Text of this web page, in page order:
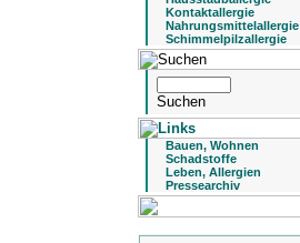
Kontaktallergie
Nahrungsmittelallergie
Schimmelpilzallergie
Bauen, Wohnen
Schadstoffe
Leben, Allergien
Pressearchiv